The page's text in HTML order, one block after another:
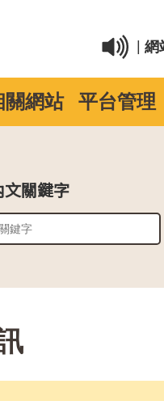
網
關網站 平台管理
關鍵字